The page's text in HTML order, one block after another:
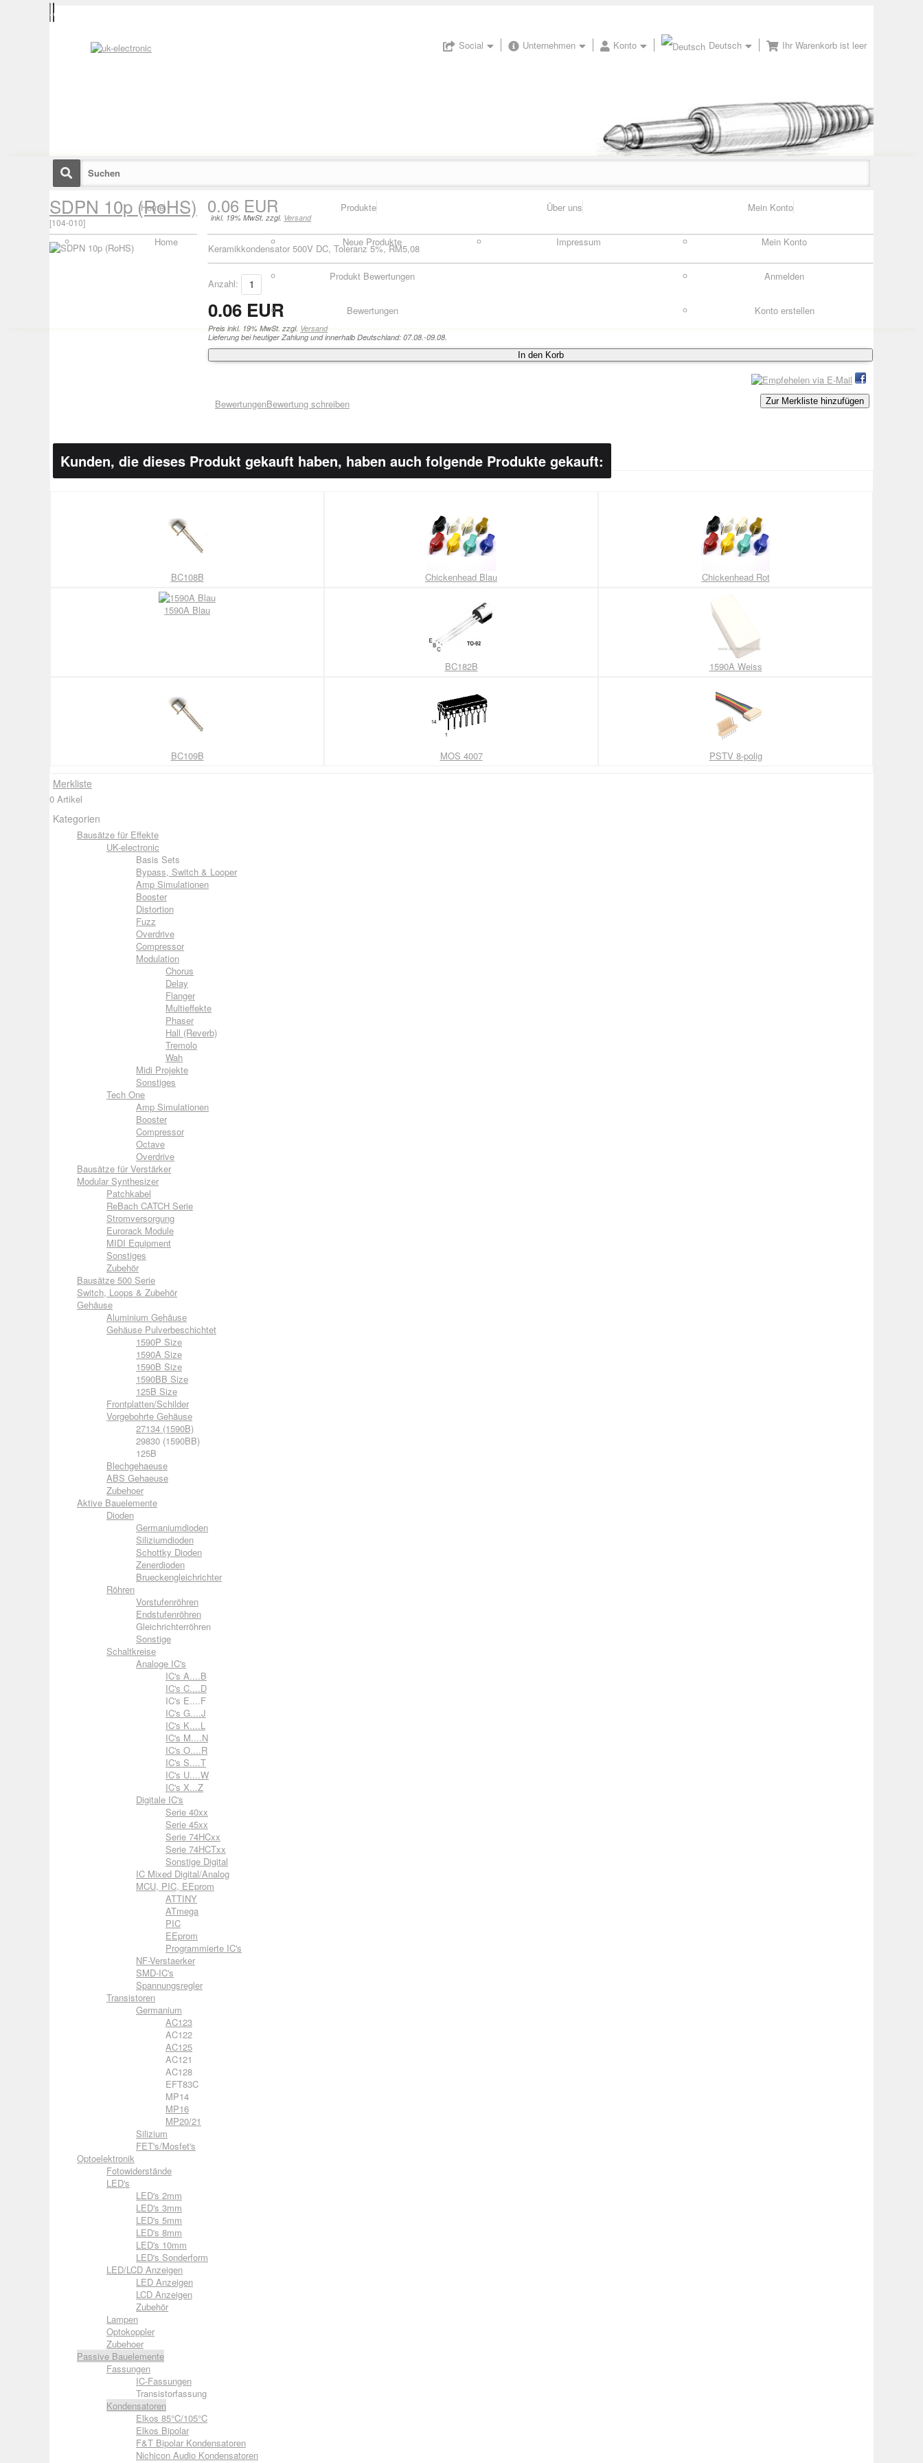
Social Unternehmen Konto Deutsch Ihr Warenkorb ist leer
Home
Home
Produkte
Neue Produkte
Produkt Bewertungen
Bewertungen
Über uns
Impressum
Mein Konto
Mein Konto
Anmelden
Konto erstellen
SDPN 10p (RoHS)
[104-010]
0.06 EUR
inkl. 19% MwSt. zzgl. Versand
Keramikkondensator 500V DC, Toleranz 5%, RM5,08
Anzahl:
0.06 EUR
Preis inkl. 19% MwSt. zzgl. Versand
Lieferung bei heutiger Zahlung und innerhalb Deutschland: 07.08.-09.08.
In den Korb
BewertungenBewertung schreiben Zur Merkliste hinzufügen
Kunden, die dieses Produkt gekauft haben, haben auch folgende Produkte gekauft:
BC108B Chickenhead Blau Chickenhead Rot
1590A Blau
BC182B 1590A Weiss
BC109B MOS 4007 PSTV 8-polig
Merkliste
0 Artikel
Kategorien
Bausätze für Effekte
UK-electronic
Basis Sets
Bypass, Switch & Looper
Amp Simulationen
Booster
Distortion
Fuzz
Overdrive
Compressor
Modulation
Chorus
Delay
Flanger
Multieffekte
Phaser
Hall (Reverb)
Tremolo
Wah
Midi Projekte
Sonstiges
Tech One
Amp Simulationen
Booster
Compressor
Octave
Overdrive
Bausätze für Verstärker
Modular Synthesizer
Patchkabel
ReBach CATCH Serie
Stromversorgung
Eurorack Module
MIDI Equipment
Sonstiges
Zubehör
Bausätze 500 Serie
Switch, Loops & Zubehör
Gehäuse
Aluminium Gehäuse
Gehäuse Pulverbeschichtet
1590P Size
1590A Size
1590B Size
1590BB Size
125B Size
Frontplatten/Schilder
Vorgebohrte Gehäuse
27134 (1590B)
29830 (1590BB)
125B
Blechgehaeuse
ABS Gehaeuse
Zubehoer
Aktive Bauelemente
Dioden
Germaniumdioden
Siliziumdioden
Schottky Dioden
Zenerdioden
Brueckengleichrichter
Röhren
Vorstufenröhren
Endstufenröhren
Gleichrichterröhren
Sonstige
Schaltkreise
Analoge IC's
IC's A....B
IC's C....D
IC's E....F
IC's G....J
IC's K....L
IC's M....N
IC's O....R
IC's S....T
IC's U....W
IC's X...Z
Digitale IC's
Serie 40xx
Serie 45xx
Serie 74HCxx
Serie 74HCTxx
Sonstige Digital
IC Mixed Digital/Analog
MCU, PIC, EEprom
ATTINY
ATmega
PIC
EEprom
Programmierte IC's
NF-Verstaerker
SMD-IC's
Spannungsregler
Transistoren
Germanium
AC123
AC122
AC125
AC121
AC128
EFT83C
MP14
MP16
MP20/21
Silizium
FET's/Mosfet's
Optoelektronik
Fotowiderstände
LED's
LED's 2mm
LED's 3mm
LED's 5mm
LED's 8mm
LED's 10mm
LED's Sonderform
LED/LCD Anzeigen
LED Anzeigen
LCD Anzeigen
Zubehör
Lampen
Optokoppler
Zubehoer
Passive Bauelemente
Fassungen
IC-Fassungen
Transistorfassung
Kondensatoren
Elkos 85°C/105°C
Elkos Bipolar
F&T Bipolar Kondensatoren
Nichicon Audio Kondensatoren